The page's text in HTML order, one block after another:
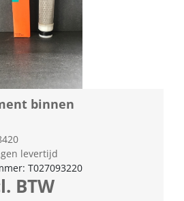
binnen
levertijd
T027093220
BTW